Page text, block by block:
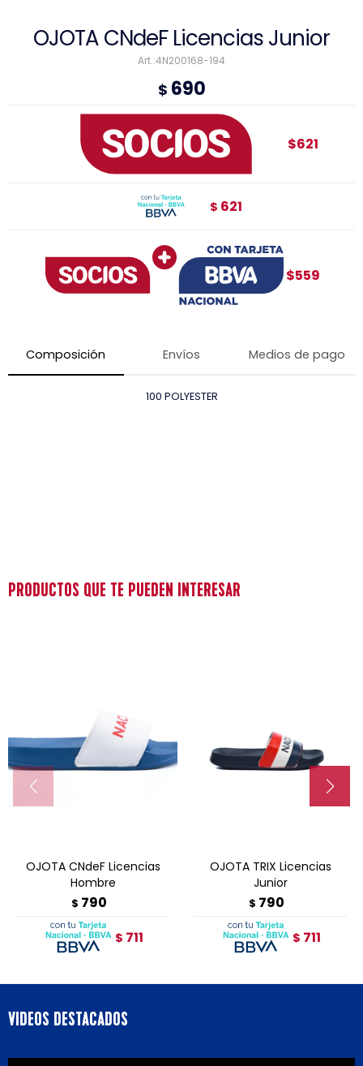
OJOTA CNdeF Licencias Junior
4N200168-194
$ 690
$559
$621
$ 621
Composición Envíos Medios de pago
100 POLYESTER
PRODUCTOS QUE TE PUEDEN INTERESAR
OJOTA CNdeF Licencias
Hombre
$ 790
$ 711
OJOTA TRIX Licencias
Junior
$ 790
$ 711
VIDEOS DESTACADOS